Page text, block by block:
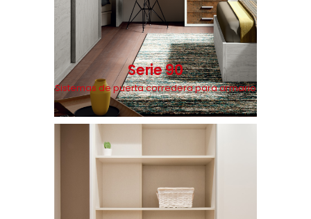
Serie 90
Sistemas de puerta corredera para armario